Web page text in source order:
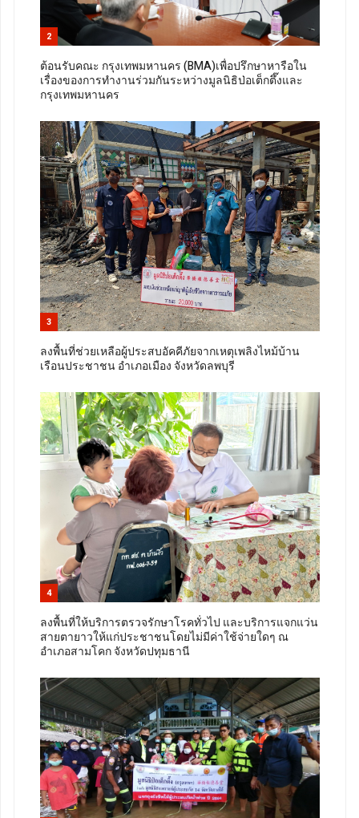
2
ต้อนรับคณะ กรุงเทพมหานคร (BMA)เพื่อปรึกษาหารือใน
เรื่องของการทำงานร่วมกันระหว่างมูลนิธิป่อเต็กตึ๊งและ
กรุงเทพมหานคร
3
ลงพื้นที่ช่วยเหลือผู้ประสบอัคคีภัยจากเหตุเพลิงไหม้บ้าน
เรือนประชาชน อำเภอเมือง จังหวัดลพบุรี
4
ลงพื้นที่ให้บริการตรวจรักษาโรคทั่วไป และบริการแจกแว่น
สายตายาวให้แก่ประชาชนโดยไม่มีค่าใช้จ่ายใดๆ ณ
อำเภอสามโคก จังหวัดปทุมธานี